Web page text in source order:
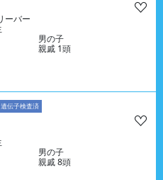
ーバー
男の子
親戚 1頭
遺伝子検査済
男の子
親戚 8頭